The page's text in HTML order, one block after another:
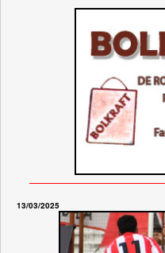
13/03/2025